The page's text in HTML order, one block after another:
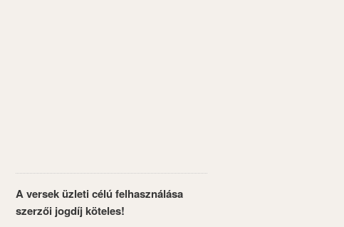
A versek üzleti célú felhasználása
szerzői jogdíj köteles!